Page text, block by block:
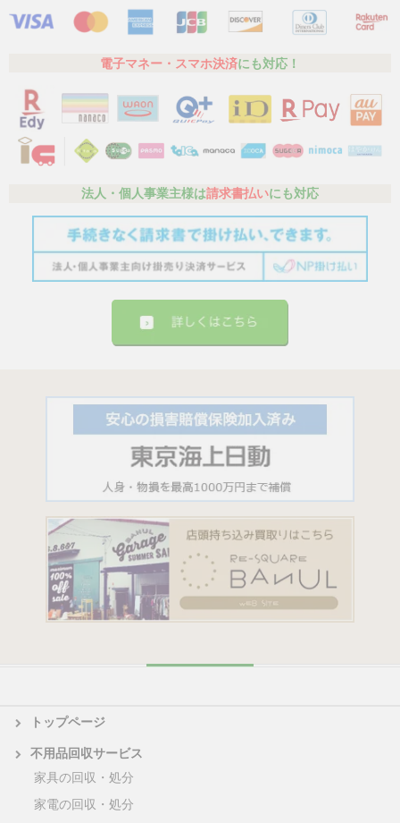
電子マネー・スマホ決済にも対応！
法人・個人事業主様は請求書払いにも対応
トップページ
不用品回収サービス
家具の回収・処分
家電の回収・処分